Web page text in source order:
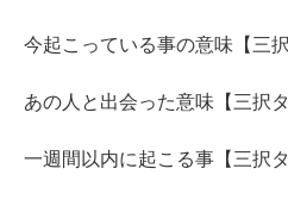
今起こっている事の意味【三
あの人と出会った意味【三択
一週間以内に起こる事【三択